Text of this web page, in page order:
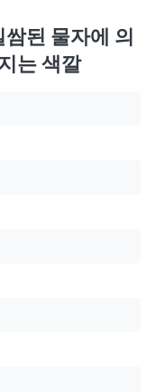
된 물자에 의
는 색깔